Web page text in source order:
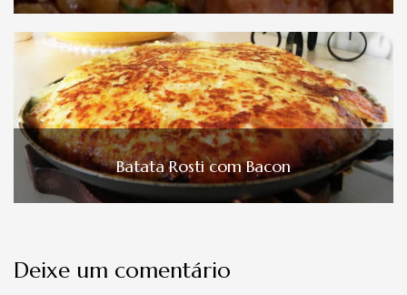
Batata Rosti com Bacon
Deixe um comentário